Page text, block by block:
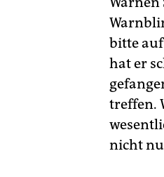
bitte
hat er
treffen.
nicht